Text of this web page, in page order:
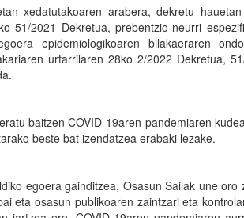
xedatutakoaren arabera, dekretu
51/2021 Dekretua, prebentzio-neurri
epidemiologikoaren bilakaeraren
urtarrilaren 28ko 2/2022 Dekretua,
baitzen COVID-19aren pandemiaren
beste bat izendatzea erabaki lezake.
egoera gainditzea, Osasun Sailak une oro
eta osasun publikoaren zaintzari eta